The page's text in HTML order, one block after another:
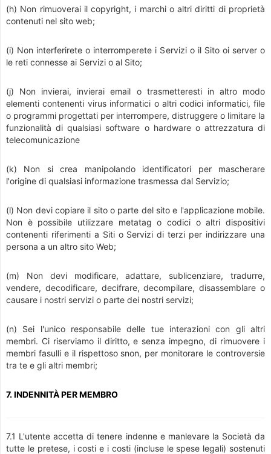
(h) Non rimuoverai il copyright, i marchi o altri diritti di proprietà
contenuti nel sito web;
(i) Non interferirete o interromperete i Servizi o il Sito oi server o
le reti connesse ai Servizi o al Sito;
(j) Non invierai, invierai email o trasmetteresti in altro modo
elementi contenenti virus informatici o altri codici informatici, file
o programmi progettati per interrompere, distruggere o limitare la
funzionalità di qualsiasi software o hardware o attrezzatura di
telecomunicazione
(k) Non si crea manipolando identificatori per mascherare
l'origine di qualsiasi informazione trasmessa dal Servizio;
(l) Non devi copiare il sito o parte del sito e l'applicazione mobile.
Non è possibile utilizzare metatag o codici o altri dispositivi
contenenti riferimenti a Siti o Servizi di terzi per indirizzare una
persona a un altro sito Web;
(m) Non devi modificare, adattare, sublicenziare, tradurre,
vendere, decodificare, decifrare, decompilare, disassemblare o
causare i nostri servizi o parte dei nostri servizi;
(n) Sei l'unico responsabile delle tue interazioni con gli altri
membri. Ci riserviamo il diritto, e senza impegno, di rimuovere i
membri fasulli e il rispettoso snon, per monitorare le controversie
tra te e gli altri membri;
7. INDENNITÀ PER MEMBRO
7.1 L'utente accetta di tenere indenne e manlevare la Società da
tutte le pretese, i costi e i costi (incluse le spese legali) sostenuti